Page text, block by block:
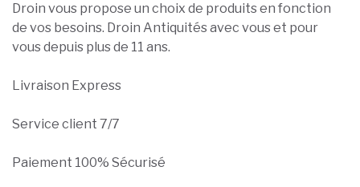
Droin vous propose un choix de produits en fonction
de vos besoins. Droin Antiquités avec vous et pour
vous depuis plus de 11 ans.
Livraison Express
Service client 7/7
Paiement 100% Sécurisé